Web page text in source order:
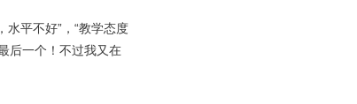
水平不好”，“教学态度
后一个！不过我又在